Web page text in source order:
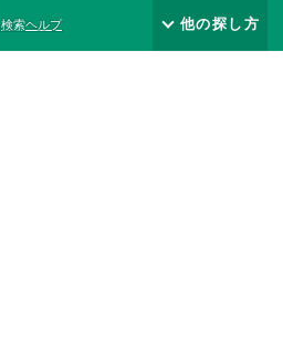
検索ヘルプ 他の探し方